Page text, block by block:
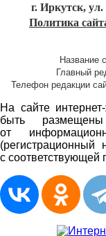
г. Иркутск,
Политика
Название
Главный
Телефон редакции
На сайте
быть
от
с соответствующей